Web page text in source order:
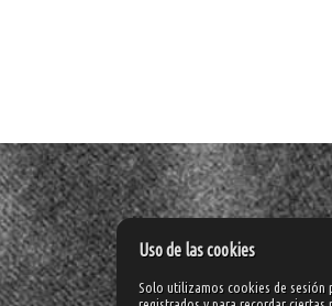
Uso de las cookies
Solo utilizamos cookies de sesión